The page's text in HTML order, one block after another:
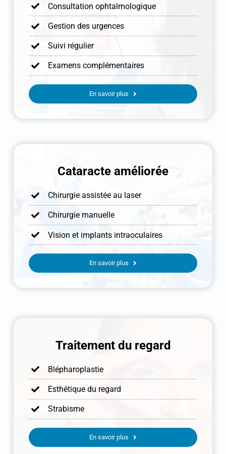
Consultation ophtalmologique
Gestion des urgences
Suivi régulier
Examens complémentaires
En savoir plus
Cataracte améliorée
Chirurgie assistée au laser
Chirurgie manuelle
Vision et implants intraoculaires
En savoir plus
Traitement du regard
Blépharoplastie
Esthétique du regard
Strabisme
En savoir plus